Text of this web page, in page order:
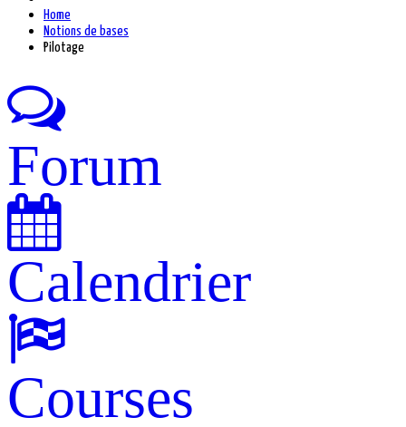
Home
Notions de bases
Pilotage
Forum
Calendrier
Courses